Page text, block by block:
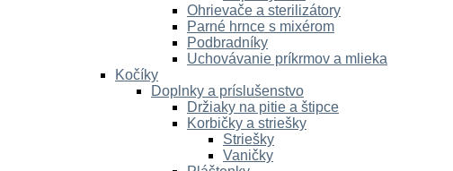
Ohrievače a sterilizátory
Parné hrnce s mixérom
Podbradníky
Uchovávanie príkrmov a mlieka
Kočíky
Doplnky a príslušenstvo
Držiaky na pitie a štipce
Korbičky a striešky
Striešky
Vaničky